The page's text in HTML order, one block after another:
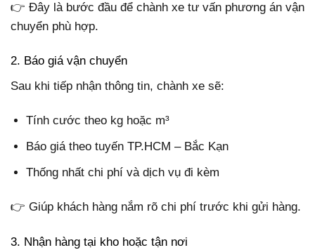
👉 Đây là bước đầu để chành xe tư vấn phương án vận
chuyển phù hợp.
2. Báo giá vận chuyển
Sau khi tiếp nhận thông tin, chành xe sẽ:
Tính cước theo kg hoặc m³
Báo giá theo tuyến TP.HCM – Bắc Kạn
Thống nhất chi phí và dịch vụ đi kèm
👉 Giúp khách hàng nắm rõ chi phí trước khi gửi hàng.
3. Nhận hàng tại kho hoặc tận nơi